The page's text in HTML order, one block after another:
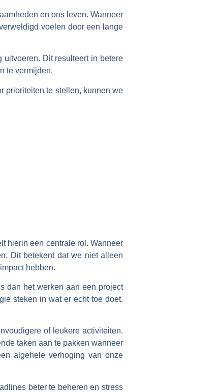
en ons leven. Wanneer
voelen door een lange
Dit resulteert in betere
te vermijden.
prioriteiten te stellen, kunnen we
hierin een centrale rol. Wanneer
Dit betekent dat we niet alleen
hebben.
dan het werken aan een project
steken in wat er echt toe doet.
of leukere activiteiten.
taken aan te pakken wanneer
algehele verhoging van onze
beter te beheren en stress